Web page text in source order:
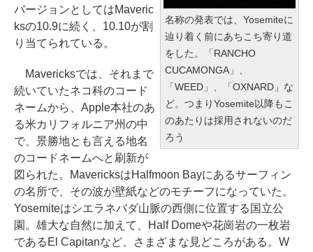
名称の発表では、Yosemiteに
辿り着く前にあちこち寄り道
をした。「RANCHO
CUCAMONGA」、
「WEED」、「OXNARD」な
ど。つまりYosemite以降もこ
のあたりは採用されないのだ
ろう
バージョンとしてはMaveric
ksの10.9に続く、10.10が割
り当てられている。
Mavericksでは、それまで
続いていたネコ科のコード
ネームから、Apple本社のあ
る米カリフォルニア州の中
で、景勝地とも言える地名
のコードネームへと刷新が
図られた。MavericksはHalfmoon Bayにあるサーフィン
の名所で、その波が壁紙などのモチーフになっていた。
Yosemiteはシエラネバダ山脈の西側に位置する国立公
園。雄大な自然に加えて、Half Domeや花崗岩の一枚岩
であるEl Capitanなど、さまざまな見どころがある。W